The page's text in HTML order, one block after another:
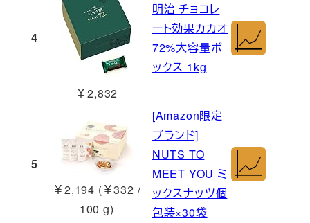
4
￥2,832
明治 チョコレ
ート効果カカオ
72%大容量ボ
ックス 1kg
5
￥2,194 (￥332 /
100 g)
[Amazon限定
ブランド]
NUTS TO
MEET YOU ミ
ックスナッツ個
包装×30袋